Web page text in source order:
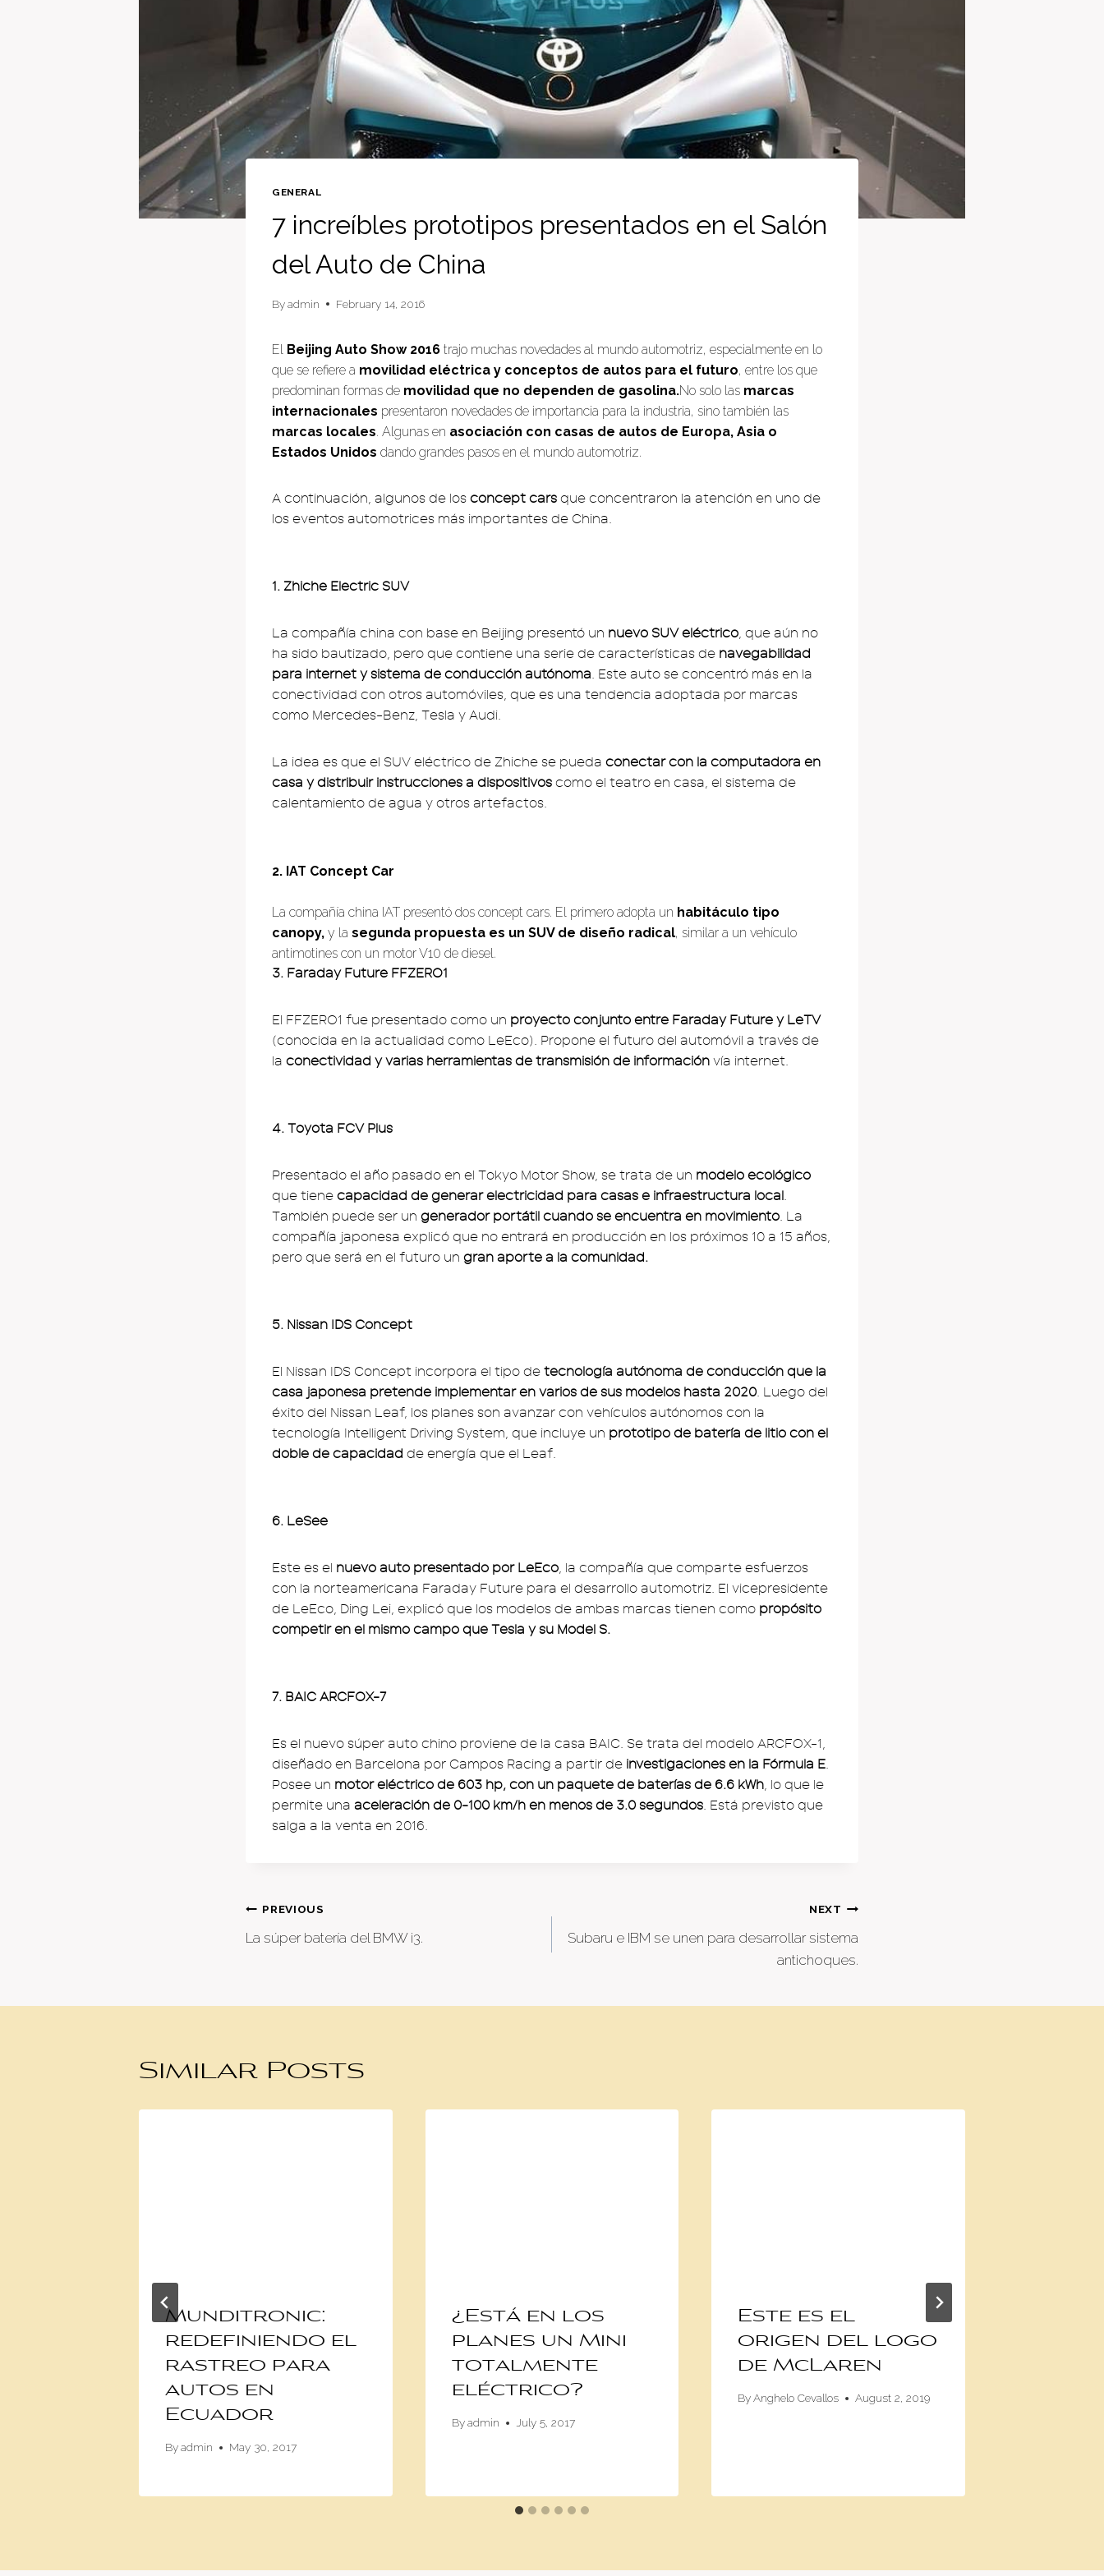
GENERAL
7 increíbles prototipos presentados en el Salón
del Auto de China
Byadmin February 14, 2016
El Beijing Auto Show 2016 trajo muchas novedades al mundo automotriz, especialmente en lo
que se refiere a movilidad eléctrica y conceptos de autos para el futuro, entre los que
predominan formas de movilidad que no dependen de gasolina.No solo las marcas
internacionales presentaron novedades de importancia para la industria, sino también las
marcas locales. Algunas en asociación con casas de autos de Europa, Asia o
Estados Unidos dando grandes pasos en el mundo automotriz.
A continuación, algunos de los concept cars que concentraron la atención en uno de
los eventos automotrices más importantes de China.
1. Zhiche Electric SUV
La compañía china con base en Beijing presentó un nuevo SUV eléctrico, que aún no
ha sido bautizado, pero que contiene una serie de características de navegabilidad
para internet y sistema de conducción autónoma. Este auto se concentró más en la
conectividad con otros automóviles, que es una tendencia adoptada por marcas
como Mercedes-Benz, Tesla y Audi.
La idea es que el SUV eléctrico de Zhiche se pueda conectar con la computadora en
casa y distribuir instrucciones a dispositivos como el teatro en casa, el sistema de
calentamiento de agua y otros artefactos.
2. IAT Concept Car
La compañía china IAT presentó dos concept cars. El primero adopta un habitáculo tipo
canopy, y la segunda propuesta es un SUV de diseño radical, similar a un vehículo
antimotines con un motor V10 de diesel.
3. Faraday Future FFZERO1
El FFZERO1 fue presentado como un proyecto conjunto entre Faraday Future y LeTV
(conocida en la actualidad como LeEco). Propone el futuro del automóvil a través de
la conectividad y varias herramientas de transmisión de información vía internet.
4. Toyota FCV Plus
Presentado el año pasado en el Tokyo Motor Show, se trata de un modelo ecológico
que tiene capacidad de generar electricidad para casas e infraestructura local.
También puede ser un generador portátil cuando se encuentra en movimiento. La
compañía japonesa explicó que no entrará en producción en los próximos 10 a 15 años,
pero que será en el futuro un gran aporte a la comunidad.
5. Nissan IDS Concept
El Nissan IDS Concept incorpora el tipo de tecnología autónoma de conducción que la
casa japonesa pretende implementar en varios de sus modelos hasta 2020. Luego del
éxito del Nissan Leaf, los planes son avanzar con vehículos autónomos con la
tecnología Intelligent Driving System, que incluye un prototipo de batería de litio con el
doble de capacidad de energía que el Leaf.
6. LeSee
Este es el nuevo auto presentado por LeEco, la compañía que comparte esfuerzos
con la norteamericana Faraday Future para el desarrollo automotriz. El vicepresidente
de LeEco, Ding Lei, explicó que los modelos de ambas marcas tienen como propósito
competir en el mismo campo que Tesla y su Model S.
7. BAIC ARCFOX-7
Es el nuevo súper auto chino proviene de la casa BAIC. Se trata del modelo ARCFOX-1,
diseñado en Barcelona por Campos Racing a partir de investigaciones en la Fórmula E.
Posee un motor eléctrico de 603 hp, con un paquete de baterías de 6.6 kWh, lo que le
permite una aceleración de 0-100 km/h en menos de 3.0 segundos. Está previsto que
salga a la venta en 2016.
Post
navigation
PREVIOUS
La súper batería del BMW i3.
NEXT
Subaru e IBM se unen para desarrollar sistema
antichoques.
Similar Posts
Munditronic:
redefiniendo el
rastreo para
autos en
Ecuador
Byadmin May 30, 2017
¿Está en los
planes un Mini
totalmente
eléctrico?
By admin July 5, 2017
Este es el
origen del logo
de McLaren
By Anghelo Cevallos August 2, 2019